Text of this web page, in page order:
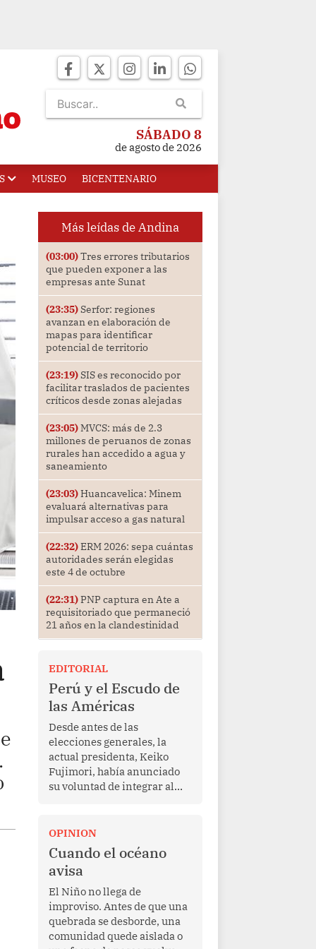
SÁBADO 8
de agosto de 2026
MUSEO BICENTENARIO
Más leídas de Andina
(03:00)Tres errores tributarios
que pueden exponer a las
empresas ante Sunat
(23:35)Serfor: regiones
avanzan en elaboración de
mapas para identificar
potencial de territorio
(23:19)SIS es reconocido por
facilitar traslados de pacientes
críticos desde zonas alejadas
(23:05)MVCS: más de 2.3
millones de peruanos de zonas
rurales han accedido a agua y
saneamiento
(23:03)Huancavelica: Minem
evaluará alternativas para
impulsar acceso a gas natural
(22:32)ERM 2026: sepa cuántas
autoridades serán elegidas
este 4 de octubre
(22:31)PNP captura en Ate a
requisitoriado que permaneció
21 años en la clandestinidad
EDITORIAL
Perú y el Escudo de
las Américas
Desde antes de las
elecciones generales, la
actual presidenta, Keiko
Fujimori, había anunciado
su voluntad de integrar al
en marzo de este año por el
mandatario estadounidense
Donald Trump, con el fin de
enfrentar al crimen
transnacional organizado y
al tráfico de drogas.
OPINION
Cuando el océano
avisa
El Niño no llega de
improviso. Antes de que una
quebrada se desborde, una
comunidad quede aislada o